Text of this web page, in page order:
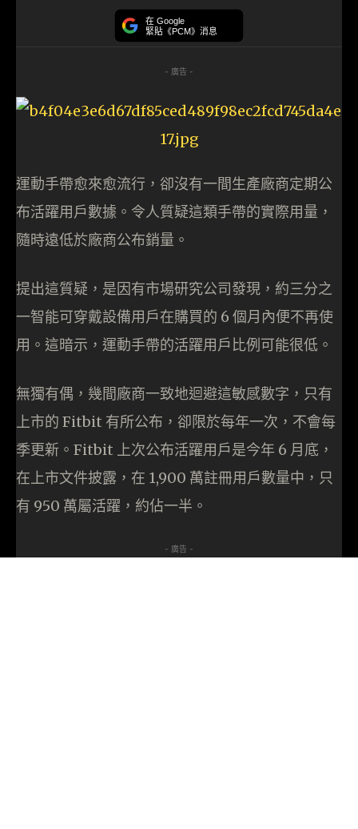
在 Google
緊貼《PCM》消息
- 廣告 -
運動手帶愈來愈流行，卻沒有一間生產廠商定期公
布活躍用戶數據。令人質疑這類手帶的實際用量，
隨時遠低於廠商公布銷量。
提出這質疑，是因有市場研究公司發現，約三分之
一智能可穿戴設備用戶在購買的 6 個月內便不再使
用。這暗示，運動手帶的活躍用戶比例可能很低。
無獨有偶，幾間廠商一致地迴避這敏感數字，只有
上市的 Fitbit 有所公布，卻限於每年一次，不會每
季更新。Fitbit 上次公布活躍用戶是今年 6 月底，
在上市文件披露，在 1,900 萬註冊用戶數量中，只
有 950 萬屬活躍，約佔一半。
- 廣告 -